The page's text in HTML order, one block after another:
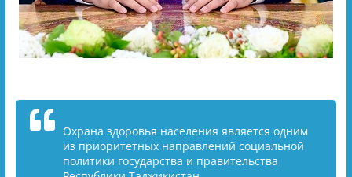
Охрана здоровья населения является одним
из приоритетных направлений социальной
политики государства и правительства